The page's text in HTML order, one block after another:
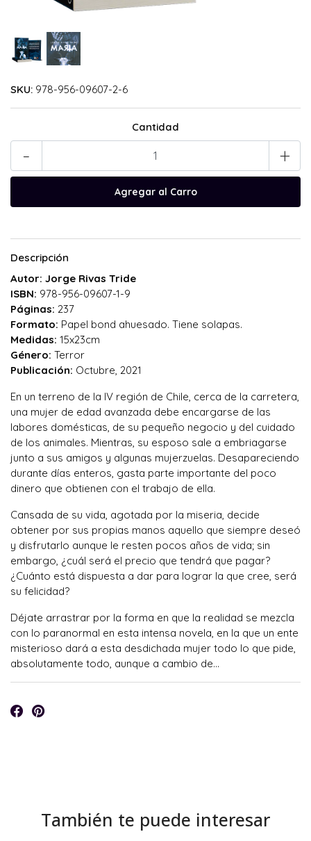
SKU: 978-956-09607-2-6
Cantidad
- +
Descripción
Autor: Jorge Rivas Tride
ISBN: 978-956-09607-1-9
Páginas: 237
Formato: Papel bond ahuesado. Tiene solapas.
Medidas: 15x23cm
Género: Terror
Publicación: Octubre, 2021
En un terreno de la IV región de Chile, cerca de la carretera,
una mujer de edad avanzada debe encargarse de las
labores domésticas, de su pequeño negocio y del cuidado
de los animales. Mientras, su esposo sale a embriagarse
junto a sus amigos y algunas mujerzuelas. Desapareciendo
durante días enteros, gasta parte importante del poco
dinero que obtienen con el trabajo de ella.​
Cansada de su vida, agotada por la miseria, decide
obtener por sus propias manos aquello que siempre deseó
y disfrutarlo aunque le resten pocos años de vida; sin
embargo, ¿cuál será el precio que tendrá que pagar?
¿Cuánto está dispuesta a dar para lograr la que cree, será
su felicidad?
Déjate arrastrar por la forma en que la realidad se mezcla
con lo paranormal en esta intensa novela, en la que un ente
misterioso dará a esta desdichada mujer todo lo que pide,
absolutamente todo, aunque a cambio de…
También te puede interesar